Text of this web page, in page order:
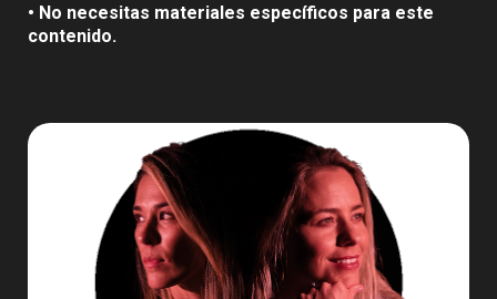
• No necesitas materiales específicos para este
contenido.